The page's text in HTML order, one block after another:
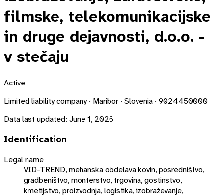
filmske, telekomunikacijske
in druge dejavnosti, d.o.o. -
v stečaju
Active
Limited liability company · Maribor · Slovenia · 9024450000
Data last updated: June 1, 2026
Identification
Legal name
VID-TREND, mehanska obdelava kovin, posredništvo,
gradbeništvo, monterstvo, trgovina, gostinstvo,
kmetijstvo, proizvodnja, logistika, izobraževanje,